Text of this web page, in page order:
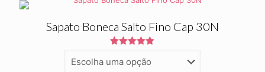
Sapato Boneca Salto Fino Cap 30N
5.00
de 5